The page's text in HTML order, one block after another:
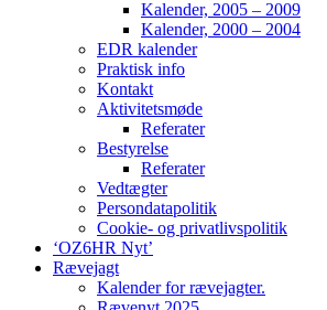
Kalender, 2005 – 2009
Kalender, 2000 – 2004
EDR kalender
Praktisk info
Kontakt
Aktivitetsmøde
Referater
Bestyrelse
Referater
Vedtægter
Persondatapolitik
Cookie- og privatlivspolitik
‘OZ6HR Nyt’
Rævejagt
Kalender for rævejagter.